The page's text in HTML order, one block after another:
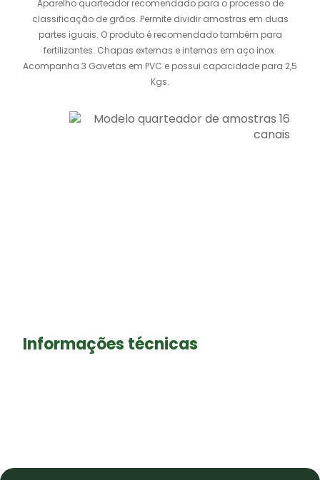
Aparelho quarteador recomendado para o processo de
classificação de grãos. Permite dividir amostras em duas
partes iguais. O produto é recomendado também para
fertilizantes. Chapas externas e internas em aço inox.
Acompanha 3 Gavetas em PVC e possui capacidade para 2,5
Kgs.
Informações técnicas